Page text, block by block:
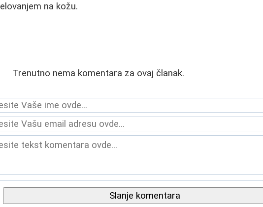
na kožu.
Trenutno nema komentara za ovaj članak.
Slanje komentara